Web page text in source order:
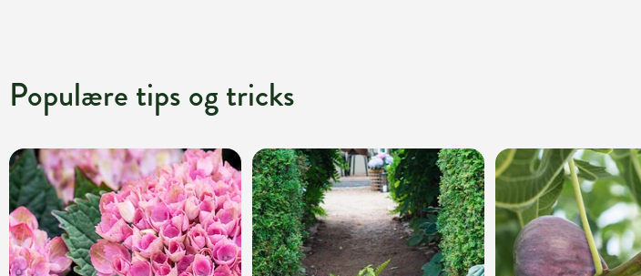
Populære tips og tricks